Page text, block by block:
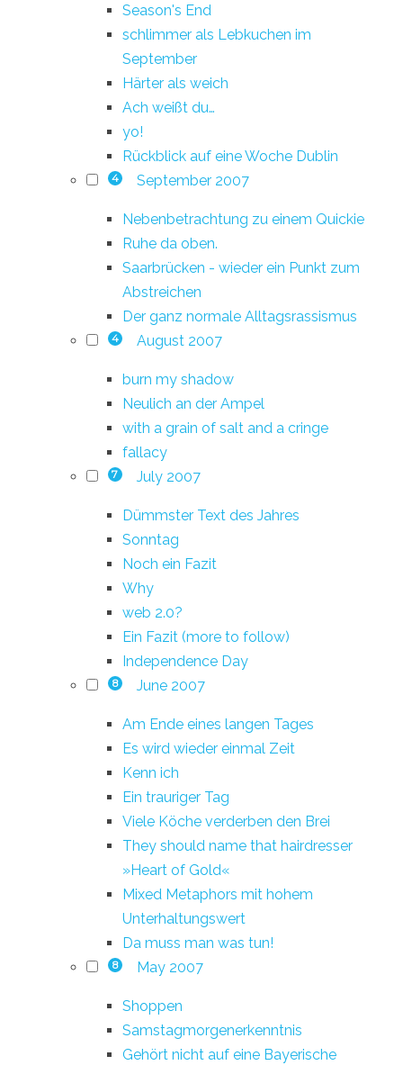
Season's End
schlimmer als Lebkuchen im
September
Härter als weich
Ach weißt du…
yo!
Rückblick auf eine Woche Dublin
4 September 2007
Nebenbetrachtung zu einem Quickie
Ruhe da oben.
Saarbrücken - wieder ein Punkt zum
Abstreichen
Der ganz normale Alltagsrassismus
4 August 2007
burn my shadow
Neulich an der Ampel
with a grain of salt and a cringe
fallacy
7 July 2007
Dümmster Text des Jahres
Sonntag
Noch ein Fazit
Why
web 2.0?
Ein Fazit (more to follow)
Independence Day
8 June 2007
Am Ende eines langen Tages
Es wird wieder einmal Zeit
Kenn ich
Ein trauriger Tag
Viele Köche verderben den Brei
They should name that hairdresser
»Heart of Gold«
Mixed Metaphors mit hohem
Unterhaltungswert
Da muss man was tun!
8 May 2007
Shoppen
Samstagmorgenerkenntnis
Gehört nicht auf eine Bayerische